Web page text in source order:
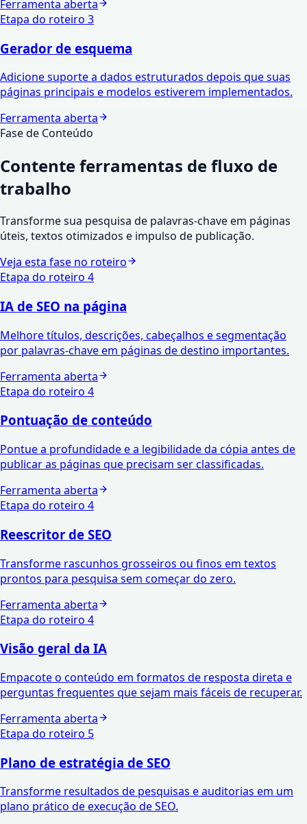
Ferramenta aberta
Etapa do roteiro 3
Gerador de esquema
Adicione suporte a dados estruturados depois que suas
páginas principais e modelos estiverem implementados.
Ferramenta aberta
Fase de Conteúdo
Contenteferramentas de fluxo de
trabalho
Transforme sua pesquisa de palavras-chave em páginas
úteis, textos otimizados e impulso de publicação.
Veja esta fase no roteiro
Etapa do roteiro 4
IA de SEO na página
Melhore títulos, descrições, cabeçalhos e segmentação
por palavras-chave em páginas de destino importantes.
Ferramenta aberta
Etapa do roteiro 4
Pontuação de conteúdo
Pontue a profundidade e a legibilidade da cópia antes de
publicar as páginas que precisam ser classificadas.
Ferramenta aberta
Etapa do roteiro 4
Reescritor de SEO
Transforme rascunhos grosseiros ou finos em textos
prontos para pesquisa sem começar do zero.
Ferramenta aberta
Etapa do roteiro 4
Visão geral da IA
Empacote o conteúdo em formatos de resposta direta e
perguntas frequentes que sejam mais fáceis de recuperar.
Ferramenta aberta
Etapa do roteiro 5
Plano de estratégia de SEO
Transforme resultados de pesquisas e auditorias em um
plano prático de execução de SEO.